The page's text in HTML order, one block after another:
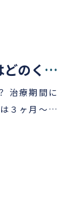
ていきま
立 相模大野
和医院 開院
腔機能再建
ICLSプロ
インプラント治療期間・手術時間はどのくらい？
影等の検査
トゲン撮影